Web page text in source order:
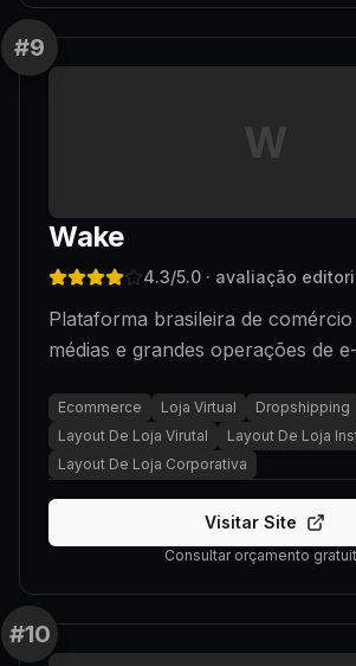
#9
W
Wake
4.3/5.0 · avaliação
Plataforma brasileira de
médias e grandes operações de
Ecommerce Loja Virtual
Dropshipping
Layout De Loja Virutal
Layout De Loja
Layout De Loja Corporativa
Visitar Site
Consultar orçamento
#10